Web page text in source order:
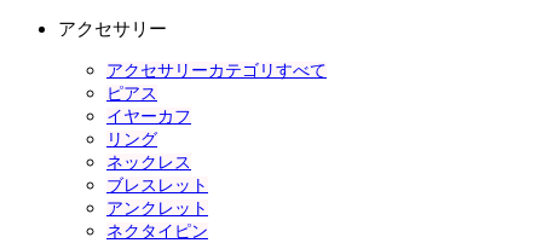
アクセサリー
アクセサリーカテゴリすべて
ピアス
イヤーカフ
リング
ネックレス
ブレスレット
アンクレット
ネクタイピン